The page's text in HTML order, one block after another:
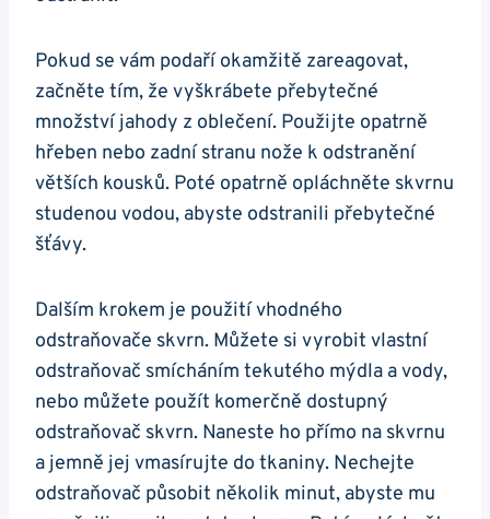
Pokud se vám podaří ⁤okamžitě zareagovat,
začněte ⁤tím, že vyškrábete přebytečné‌
množství⁣ jahody z oblečení.​ Použijte opatrně
hřeben ⁤nebo zadní ‍stranu nože k odstranění
větších kousků. ⁤Poté opatrně opláchněte skvrnu
studenou vodou, abyste odstranili ⁤přebytečné
šťávy.
Dalším krokem ⁢je ‍použití vhodného
‌odstraňovače‍ skvrn.​ Můžete ​si vyrobit vlastní
odstraňovač smícháním⁢ tekutého mýdla ⁢a vody,
nebo můžete použít ⁤komerčně ‍dostupný
odstraňovač skvrn. Naneste ho přímo na ‍skvrnu
a jemně jej vmasírujte do tkaniny. Nechejte
odstraňovač působit několik minut, abyste mu‌